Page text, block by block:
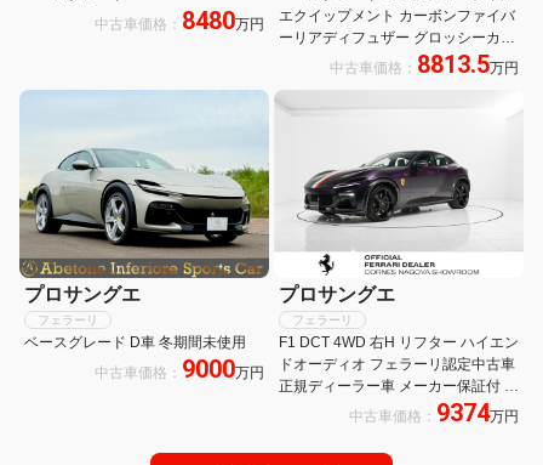
中古車価格： 8480万円
エクイップメント カーボンファイバ
ーリアディフュザー グロッシーカー
ボンファイバードアパネル カーボン
シルカバー/Fスポイラー 黒革 禁煙
中古車価格： 8813.5万円
プロサングエ
フェラーリ
ベースグレード D車 冬期間未使用
中古車価格： 9000万円
プロサングエ
フェラーリ
F1 DCT 4WD 右H リフター ハイエン
ドオーディオ フェラーリ認定中古車
正規ディーラー車 メーカー保証付 フ
ェラーリ・ロードサイドアシスタン
中古車価格： 9374万円